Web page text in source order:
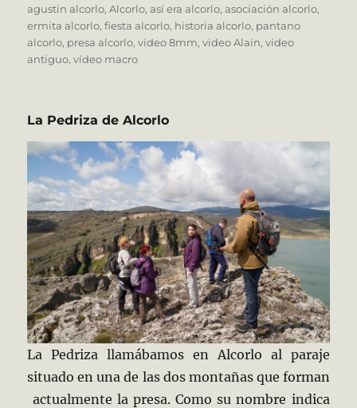
el
agustin alcorlo,Alcorlo,así era alcorlo,asociación alcorlo,
ermita alcorlo,fiesta alcorlo, historia alcorlo, pantano
alcorlo, presa alcorlo,video 8mm,video Alain,video
antiguo,vídeo macro
La Pedriza de Alcorlo
La Pedriza llamábamos en Alcorlo al paraje
situado en una de las dos montañas que forman
actualmente la presa. Como su nombre indica